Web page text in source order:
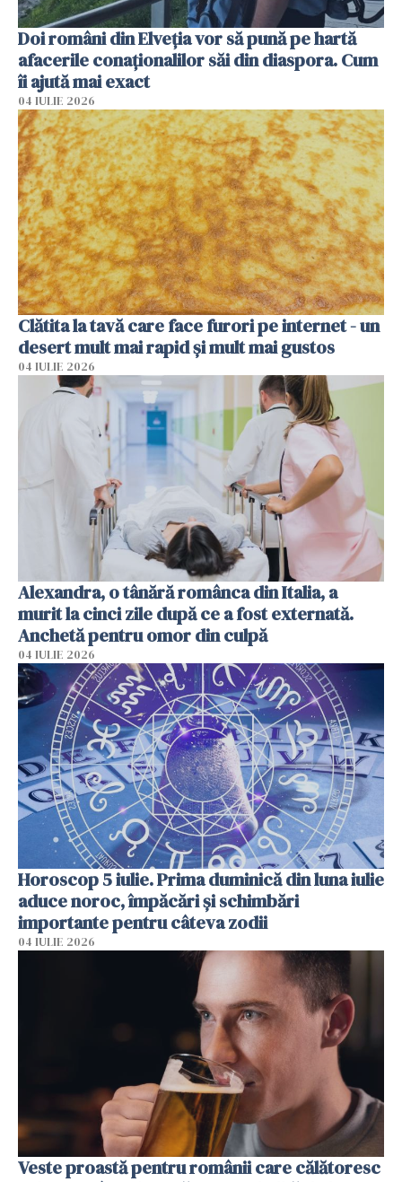
Doi români din Elveția vor să pună pe hartă
afacerile conaționalilor săi din diaspora. Cum
îi ajută mai exact
04 IULIE 2026
Clătita la tavă care face furori pe internet - un
desert mult mai rapid și mult mai gustos
04 IULIE 2026
Alexandra, o tânără românca din Italia, a
murit la cinci zile după ce a fost externată.
Anchetă pentru omor din culpă
04 IULIE 2026
Horoscop 5 iulie. Prima duminică din luna iulie
aduce noroc, împăcări și schimbări
importante pentru câteva zodii
04 IULIE 2026
Veste proastă pentru românii care călătoresc